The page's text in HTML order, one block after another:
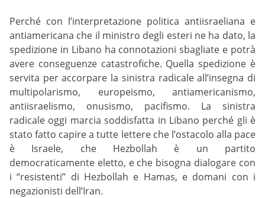
Perché con l’interpretazione politica antiisraeliana e
antiamericana che il ministro degli esteri ne ha dato, la
spedizione in Libano ha connotazioni sbagliate e potrà
avere conseguenze catastrofiche. Quella spedizione è
servita per accorpare la sinistra radicale all’insegna di
multipolarismo, europeismo, antiamericanismo,
antiisraelismo, onusismo, pacifismo. La sinistra
radicale oggi marcia soddisfatta in Libano perché gli è
stato fatto capire a tutte lettere che l’ostacolo alla pace
è Israele, che Hezbollah è un partito
democraticamente eletto, e che bisogna dialogare con
i “resistenti” di Hezbollah e Hamas, e domani con i
negazionisti dell’Iran.